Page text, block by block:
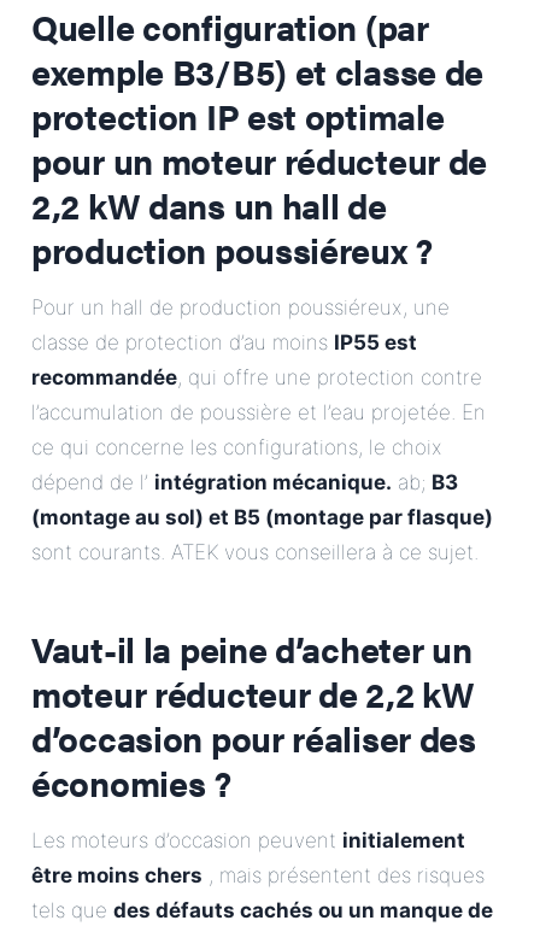
Quelle configuration (par
exemple B3/B5) et classe de
protection IP est optimale
pour un moteur réducteur de
2,2 kW dans un hall de
production poussiéreux ?
Pour un hall de production poussiéreux, une
classe de protection d’au moins IP55 est
recommandée, qui offre une protection contre
l’accumulation de poussière et l’eau projetée. En
ce qui concerne les configurations, le choix
dépend de l’ intégration mécanique. ab; B3
(montage au sol) et B5 (montage par flasque)
sont courants. ATEK vous conseillera à ce sujet.
Vaut-il la peine d’acheter un
moteur réducteur de 2,2 kW
d’occasion pour réaliser des
économies ?
Les moteurs d’occasion peuvent initialement
être moins chers , mais présentent des risques
tels que des défauts cachés ou un manque de